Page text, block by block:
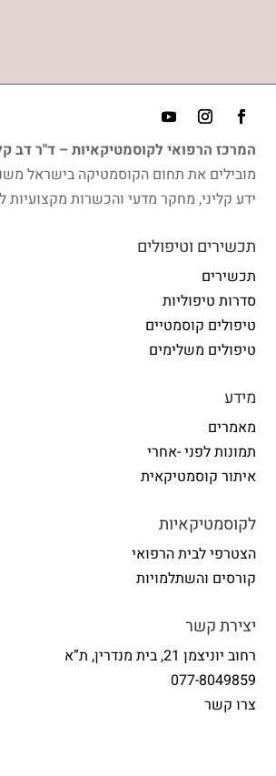
המרכז הרפואי לקוסמטיקאיות – ד"ר דב
ידע קליני, מחקר מדעי והכשרות מקצועיות
תכשירים וטיפולים
תכשירים
סדרות טיפוליות
טיפולים קוסמטיים
טיפולים משלימים
מידע
מאמרים
תמונות לפני -אחרי
איתור קוסמטיקאית
לקוסמטיקאיות
הצטרפי לבית הרפואי
קורסים והשתלמויות
יצירת קשר
רחוב יוניצמן 21, בית מנדרין, ת”א
077-8049859
צרו קשר